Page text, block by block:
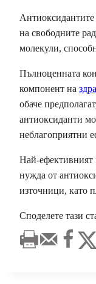
Антиоксидантите
на свободните
молекули,
Пълноценната
компонент на
обаче
антиоксиданти
неблагоприятни
Най-ефективният
нужда от
източници, като
Споделете тази